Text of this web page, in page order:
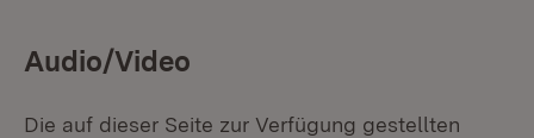
Audio/Video
Die auf dieser Seite zur Verfügung gestellten